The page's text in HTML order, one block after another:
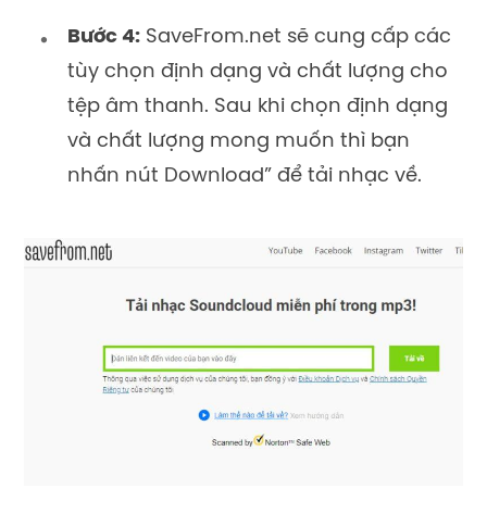
Bước 4: SaveFrom.net sẽ cung cấp các
tùy chọn định dạng và chất lượng cho
tệp âm thanh. Sau khi chọn định dạng
và chất lượng mong muốn thì bạn
nhấn nút Download” để tải nhạc về.